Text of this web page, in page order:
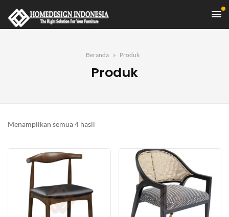
Beranda Produk
Produk
Menampilkan semua 4 hasil
yang